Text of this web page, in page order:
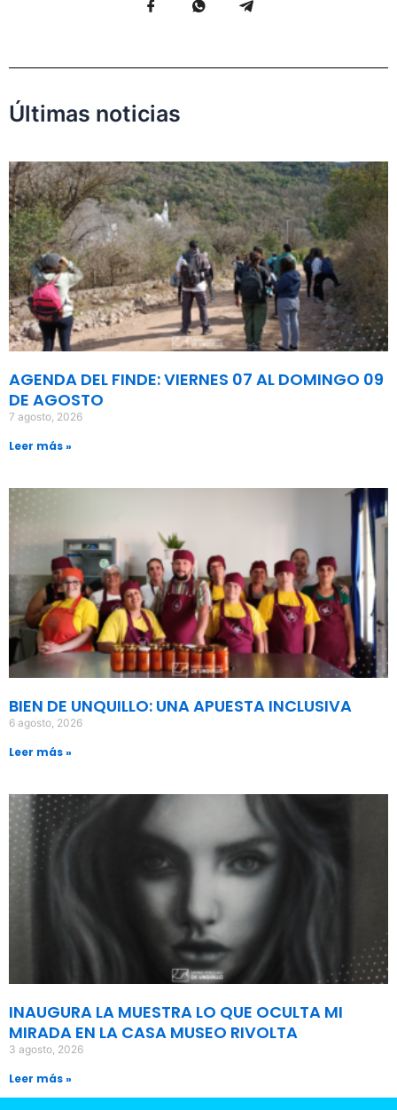
Últimas noticias
AGENDA DEL FINDE: VIERNES 07 AL DOMINGO 09
DE AGOSTO
7 agosto, 2026
Leer más »
BIEN DE UNQUILLO: UNA APUESTA INCLUSIVA
6 agosto, 2026
Leer más »
INAUGURA LA MUESTRA LO QUE OCULTA MI
MIRADA EN LA CASA MUSEO RIVOLTA
3 agosto, 2026
Leer más »